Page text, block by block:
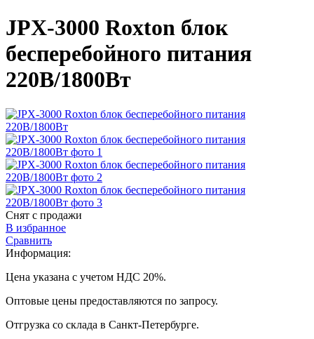
JPX-3000 Roxton блок
бесперебойного питания
220В/1800Вт
Снят с продажи
В избранное
Сравнить
Информация:
Цена указана с учетом НДС 20%.
Оптовые цены предоставляются по запросу.
Отгрузка со склада в Санкт-Петербурге.